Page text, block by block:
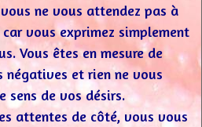
ne vous attendez pas à
vous exprimez simplement
Vous êtes en mesure de
négatives et rien ne vous
sens de vos désirs.
attentes de côté, vous vous